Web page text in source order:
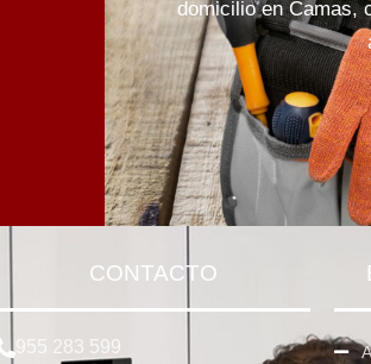
domicilio en Camas,
CONTACTO
955 283 599